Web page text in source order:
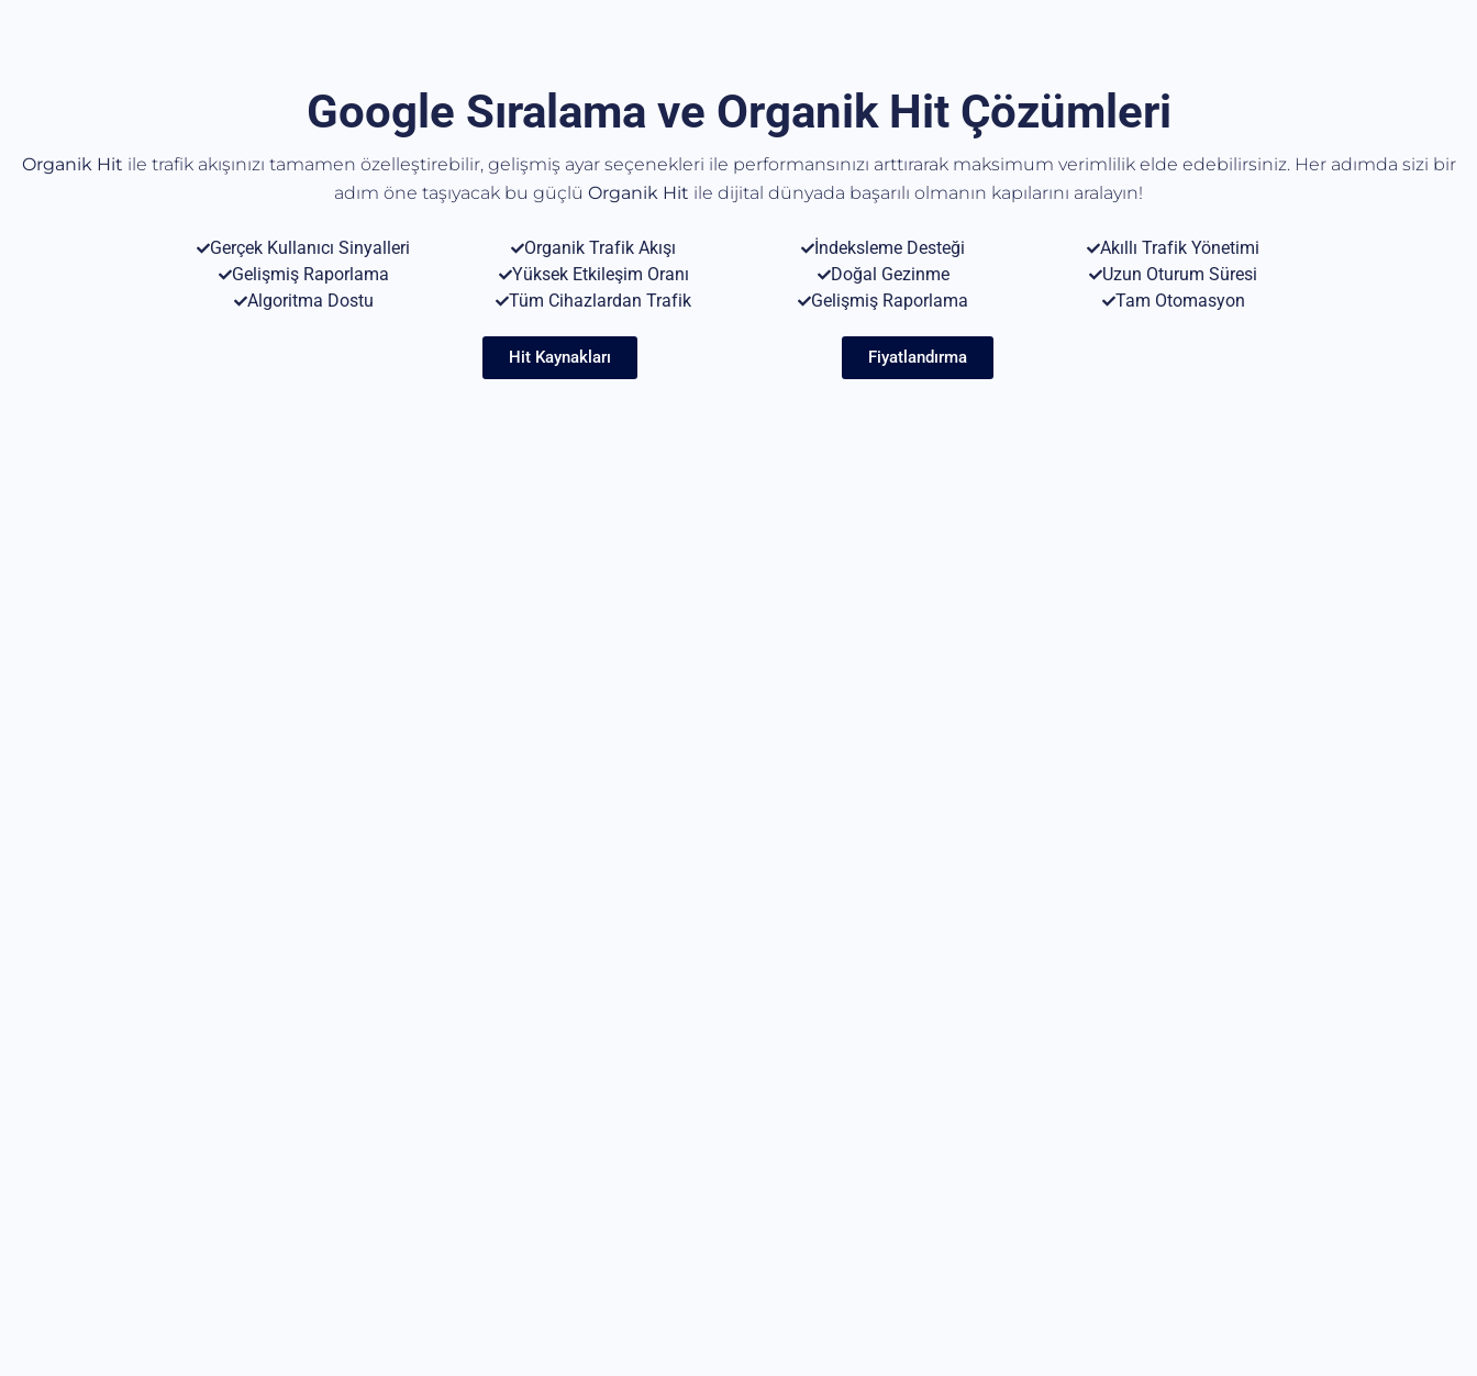
Google Sıralama ve Organik Hit Çözümleri
Organik Hit ile trafik akışınızı tamamen özelleştirebilir, gelişmiş ayar seçenekleri ile performansınızı arttırarak maksimum verimlilik elde edebilirsiniz. Her adımda sizi bir
adım öne taşıyacak bu güçlü Organik Hit ile dijital dünyada başarılı olmanın kapılarını aralayın!
Gerçek Kullanıcı Sinyalleri Organik Trafik Akışı İndeksleme Desteği
Akıllı Trafik Yönetimi
Gelişmiş Raporlama
Yüksek Etkileşim Oranı Doğal Gezinme
Uzun Oturum Süresi
Algoritma Dostu
Tüm Cihazlardan Trafik Gelişmiş Raporlama Tam Otomasyon
Hit Kaynakları Fiyatlandırma